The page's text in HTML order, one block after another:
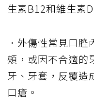
生素B12和維生素
．外傷性常見口
頰，或因不合適的
牙、牙套，反覆造
口瘡。